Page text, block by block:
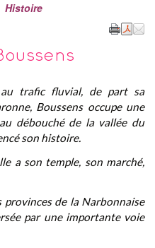
Histoire
trafic fluvial, de part sa
Boussens occupe une
débouché de la vallée du
son histoire.
a son temple, son marché,
de la Narbonnaise
par une importante voie